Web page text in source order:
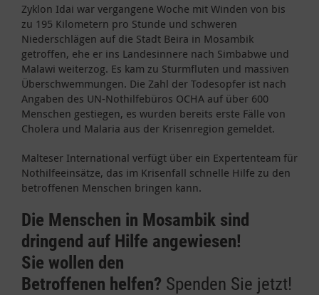
Zyklon Idai war vergangene Woche mit Winden von bis
zu 195 Kilometern pro Stunde und schweren
Niederschlägen auf die Stadt Beira in Mosambik
getroffen, ehe er ins Landesinnere nach Simbabwe und
Malawi weiterzog. Es kam zu Sturmfluten und massiven
Überschwemmungen. Die Zahl der Todesopfer ist nach
Angaben des UN-Nothilfebüros OCHA auf über 600
Menschen gestiegen, es wurden bereits erste Fälle von
Cholera und Malaria aus der Krisenregion gemeldet.
Malteser International verfügt über ein Expertenteam für
Nothilfeeinsätze, das im Krisenfall schnelle Hilfe zu den
betroffenen Menschen bringen kann.
Die Menschen in Mosambik sind
dringend auf Hilfe angewiesen!
Sie wollen den
Betroffenen helfen? Spenden Sie jetzt!